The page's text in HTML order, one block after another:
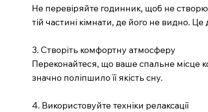
Не перевіряйте годинник, щоб не
тій частині кімнати, де його не видно.
3. Створіть комфортну атмосферу
Переконайтеся, що ваше спальне місце
значно поліпшило її якість сну.
4. Використовуйте техніки релаксації